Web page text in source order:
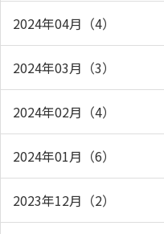
2024年04月（4）
2024年03月（3）
2024年02月（4）
2024年01月（6）
2023年12月（2）